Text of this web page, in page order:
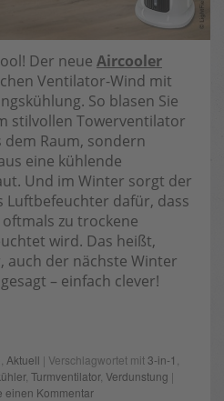
Der neue Aircooler
Ventilator-Wind mit
So blasen Sie
stilvollen Towerventilator
Raum, sondern
eine kühlende
Und im Winter sorgt der
Luftbefeuchter dafür, dass
zu trockene
wird. Das heißt,
auch der nächste Winter
– einfach clever!
Aktuell | Verschlagwortet mit 3-in-1
, Turmventilator, Verdunstung |
einen Kommentar